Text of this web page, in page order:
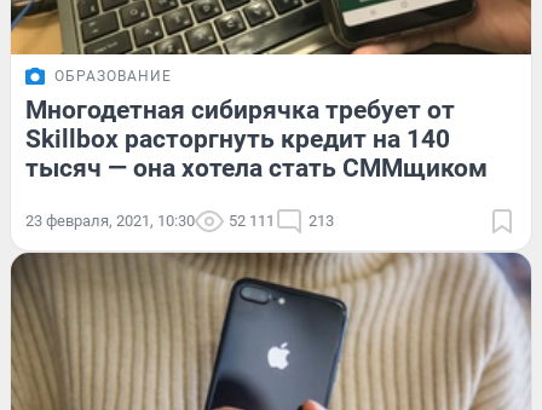
ОБРАЗОВАНИЕ
Многодетная сибирячка требует от
Skillbox расторгнуть кредит на 140
тысяч — она хотела стать СММщиком
23 февраля, 2021, 10:30 52 111 213